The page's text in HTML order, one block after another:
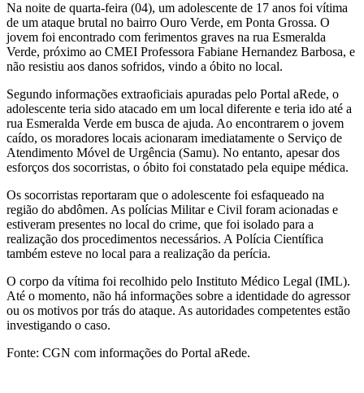
Na noite de quarta-feira (04), um adolescente de 17 anos foi vítima
de um ataque brutal no bairro Ouro Verde, em Ponta Grossa. O
jovem foi encontrado com ferimentos graves na rua Esmeralda
Verde, próximo ao CMEI Professora Fabiane Hernandez Barbosa, e
não resistiu aos danos sofridos, vindo a óbito no local.
Segundo informações extraoficiais apuradas pelo Portal aRede, o
adolescente teria sido atacado em um local diferente e teria ido até a
rua Esmeralda Verde em busca de ajuda. Ao encontrarem o jovem
caído, os moradores locais acionaram imediatamente o Serviço de
Atendimento Móvel de Urgência (Samu). No entanto, apesar dos
esforços dos socorristas, o óbito foi constatado pela equipe médica.
Os socorristas reportaram que o adolescente foi esfaqueado na
região do abdômen. As polícias Militar e Civil foram acionadas e
estiveram presentes no local do crime, que foi isolado para a
realização dos procedimentos necessários. A Polícia Científica
também esteve no local para a realização da perícia.
O corpo da vítima foi recolhido pelo Instituto Médico Legal (IML).
Até o momento, não há informações sobre a identidade do agressor
ou os motivos por trás do ataque. As autoridades competentes estão
investigando o caso.
Fonte: CGN com informações do Portal aRede.